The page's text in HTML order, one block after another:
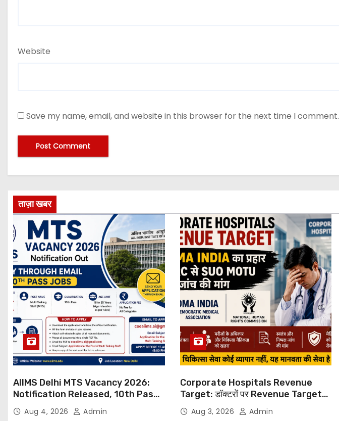
Website
Save my name, email, and website in this browser for the next time I comment.
ताज़ा खबर
AIIMS Delhi MTS Vacancy 2026:
Notification Released, 10th Pass
Candidates Can Apply Through
Email
Aug 4, 2026 Admin
Corporate Hospitals Revenue
Target: डॉक्टरों पर Revenue Targets
थोपने के खिलाफ DMA India का बड़ा कदम,
NHRC से Suo Motu जांच की मांग
Aug 3, 2026 Admin